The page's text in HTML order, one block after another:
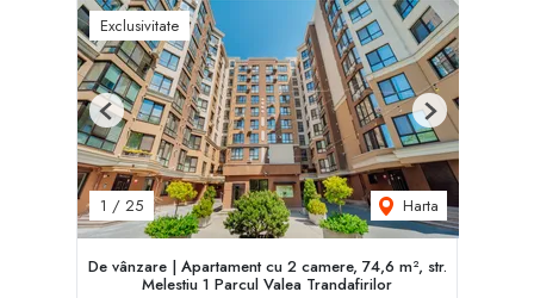
Exclusivitate
1 / 25 Harta
Previous Next
De vânzare | Apartament cu 2 camere, 74,6 m², str.
Melestiu 1 Parcul Valea Trandafirilor